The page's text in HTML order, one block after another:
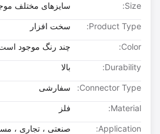
سایزهای مختلف موجود
Product Type: سخت افزار
Color: چند رنگ موجود است
Durability:
Connector Type: سفارشی
Material:
Application: صنعتی ، تجاری ، مسکونی